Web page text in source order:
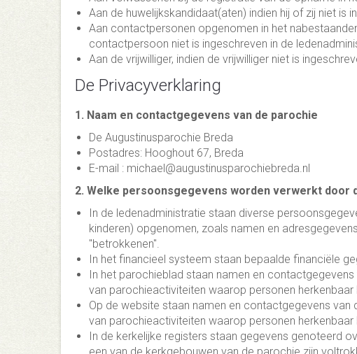
Aan de huwelijkskandidaat(aten) indien hij of zij niet is
Aan contactpersonen opgenomen in het
contactpersoon niet is ingeschreven in de
Aan de vrijwilliger, indien de vrijwilliger niet is
De Privacyverklaring
1. Naam en contactgegevens van de parochie
De Augustinusparochie Breda
Postadres: Hooghout 67, Breda
E-mail : michael@augustinusparochiebreda.nl
2. Welke persoonsgegevens worden verwerkt door
In de ledenadministratie staan diverse
kinderen) opgenomen, zoals namen en
"betrokkenen".
In het financieel systeem staan bepaalde financiële
In het parochieblad staan namen en
van parochieactiviteiten waarop personen herkenbaar
Op de website staan namen en contactgegevens
van parochieactiviteiten waarop personen herkenbaar
In de kerkelijke registers staan gegevens genoteerd